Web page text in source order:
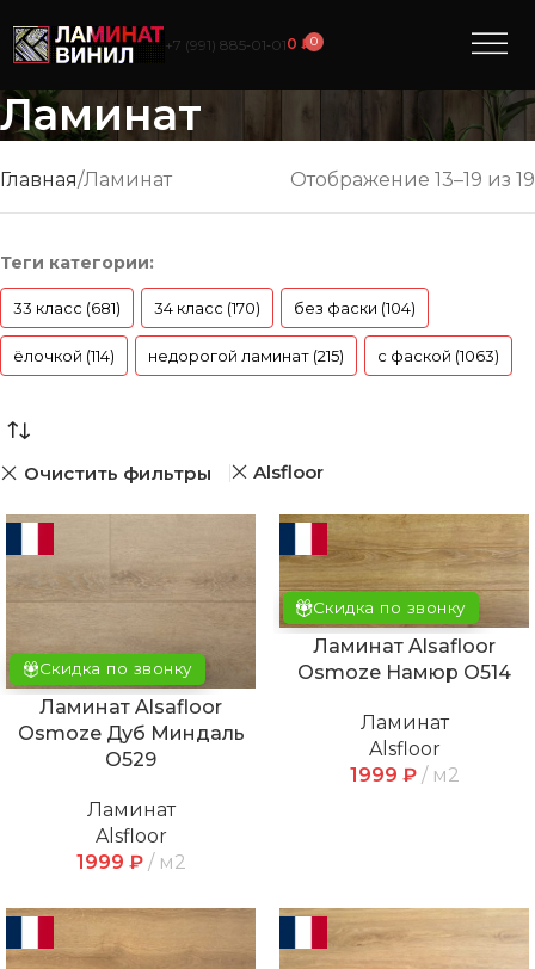
+7 (991) 885‑01‑010₽0
Ламинат
Главная Ламинат Отображение 13–19 из 19
Теги категории:
33 класс (681) 34 класс (170) без фаски (104)
ёлочкой (114) недорогой ламинат (215) с фаской (1063)
Очистить фильтры Alsfloor
Скидка по звонку
Ламинат Alsafloor
Osmoze Дуб Миндаль
O529
Ламинат
Alsfloor
1999 ₽ м2
Скидка по звонку
Ламинат Alsafloor
Osmoze Намюр O514
Ламинат
Alsfloor
1999 ₽ м2